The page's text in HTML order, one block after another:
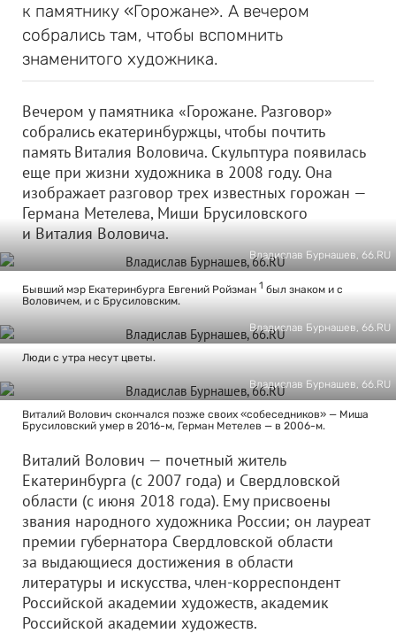
к памятнику «Горожане». А вечером
собрались там, чтобы вспомнить
знаменитого художника.
Вечером у памятника «Горожане. Разговор»
собрались екатеринбуржцы, чтобы почтить
память Виталия Воловича. Скульптура появилась
еще при жизни художника в 2008 году. Она
изображает разговор трех известных горожан —
Германа Метелева, Миши Брусиловского
и Виталия Воловича.
Владислав Бурнашев, 66.RU
Бывший мэр Екатеринбурга Евгений Ройзман 1 был знаком и с
Воловичем, и с Брусиловским.
Владислав Бурнашев, 66.RU
Люди с утра несут цветы.
Владислав Бурнашев, 66.RU
Виталий Волович скончался позже своих «собеседников» — Миша
Брусиловский умер в 2016-м, Герман Метелев — в 2006-м.
Виталий Волович — почетный житель
Екатеринбурга (с 2007 года) и Свердловской
области (с июня 2018 года). Ему присвоены
звания народного художника России; он лауреат
премии губернатора Свердловской области
за выдающиеся достижения в области
литературы и искусства, член-корреспондент
Российской академии художеств, академик
Российской академии художеств.